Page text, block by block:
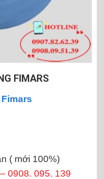
FIMARS
( mới 100%)
0908. 095. 139